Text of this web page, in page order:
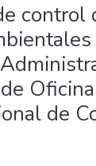
control
de